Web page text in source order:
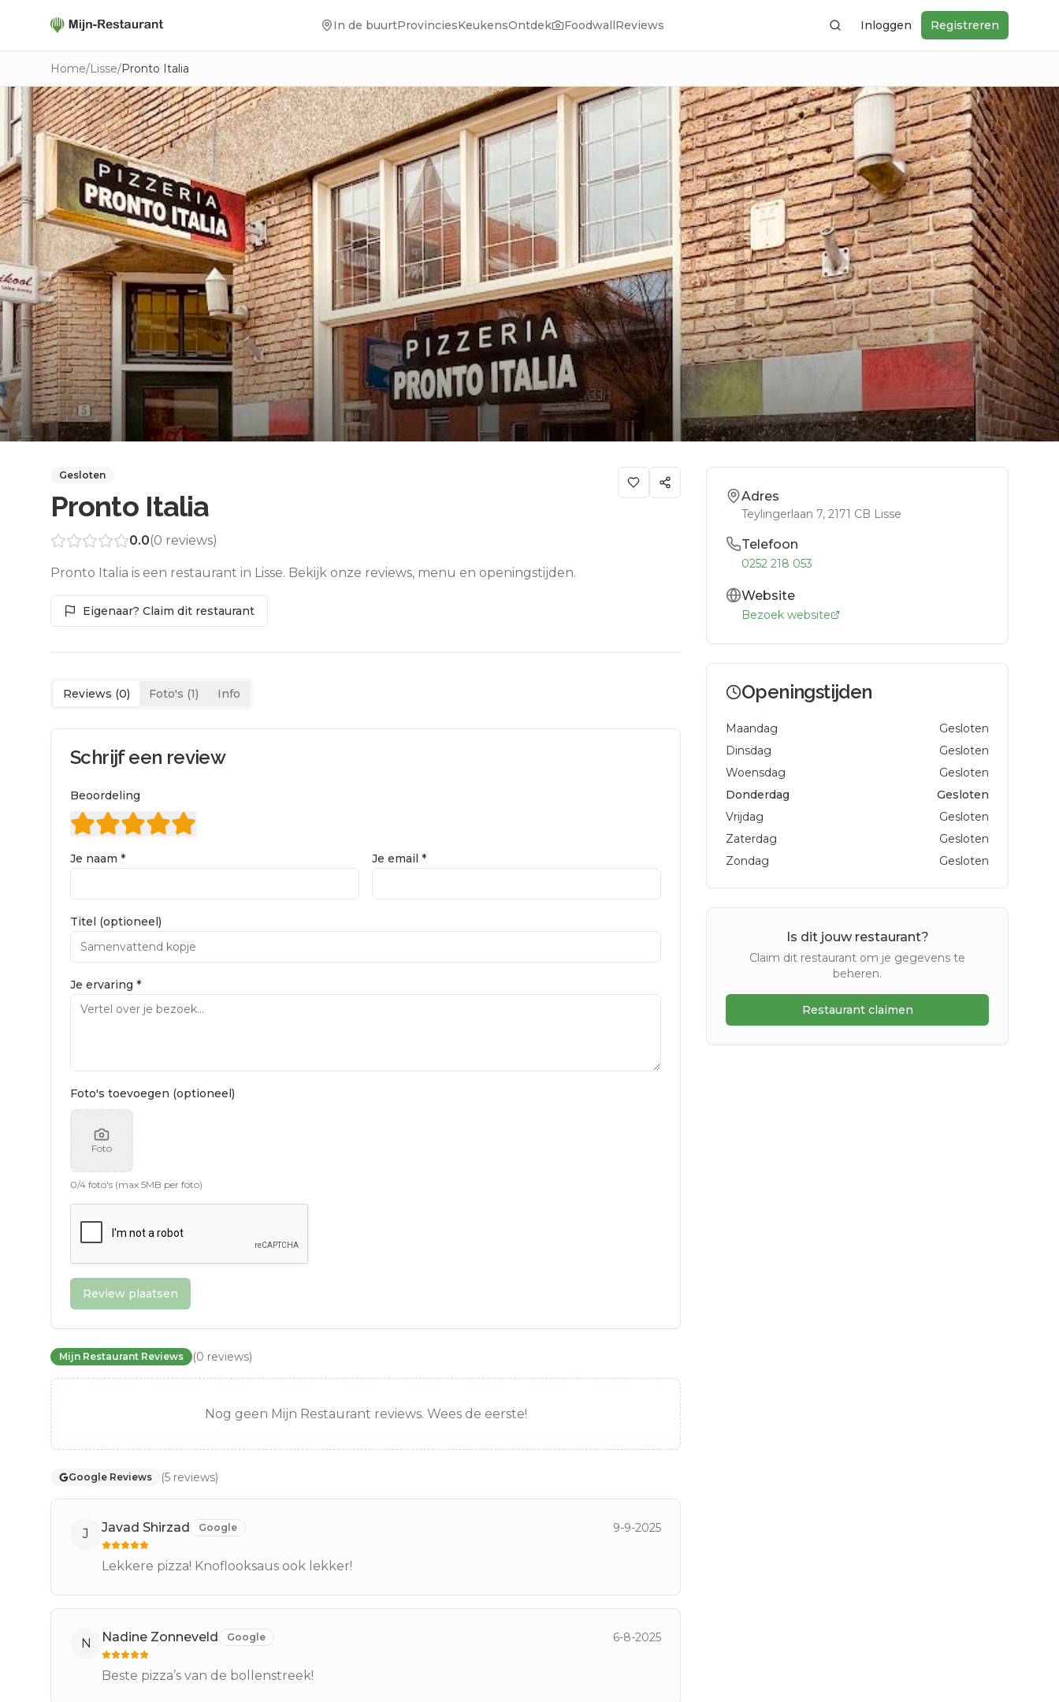
In de buurtProvinciesKeukensOntdek FoodwallReviews ZoekenInloggen Registreren
Home/Lisse/Pronto Italia
Gesloten
Pronto Italia
0.0(0 reviews)
Pronto Italia is een restaurant in Lisse. Bekijk onze reviews, menu en openingstijden.
Eigenaar? Claim dit restaurant
Reviews (0) Foto's (1) Info
Schrijf een review
Beoordeling
Je naam * Je email *
Titel (optioneel)
Je ervaring *
Foto's toevoegen (optioneel)
Foto
0/4 foto's (max 5MB per foto)
Review plaatsen
Mijn Restaurant Reviews (0 reviews)
Nog geen Mijn Restaurant reviews. Wees de eerste!
Google Reviews (5 reviews)
J Javad Shirzad Google 9-9-2025
Lekkere pizza! Knoflooksaus ook lekker!
N Nadine Zonneveld Google 6-8-2025
Beste pizza’s van de bollenstreek!
Adres
Teylingerlaan 7, 2171 CB Lisse
Telefoon
0252 218 053
Website
Bezoek website
Openingstijden
Maandag
Gesloten
Dinsdag
Gesloten
Woensdag
Gesloten
Donderdag
Gesloten
Vrijdag
Gesloten
Zaterdag
Gesloten
Zondag
Gesloten
Is dit jouw restaurant?
Claim dit restaurant om je gegevens te
beheren.
Restaurant claimen